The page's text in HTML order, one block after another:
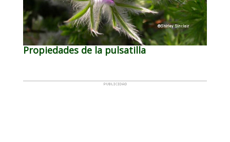
Propiedades de la pulsatilla